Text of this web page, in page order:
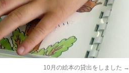
10月の絵本の貸出をしました →